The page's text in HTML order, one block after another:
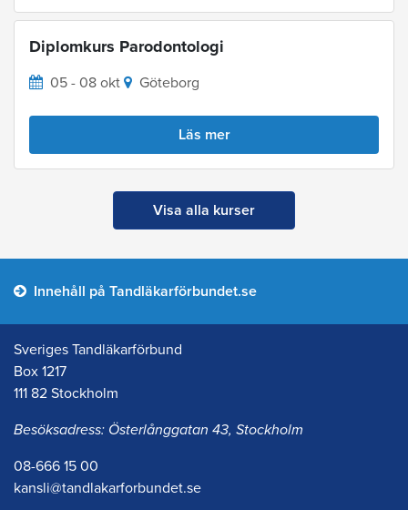
Diplomkurs Parodontologi
05 - 08 okt Göteborg
Läs mer
Visa alla kurser
Innehåll på Tandläkarförbundet.se
Sveriges Tandläkarförbund
Box 1217
111 82 Stockholm
Besöksadress: Österlånggatan 43, Stockholm
08-666 15 00
kansli@tandlakarforbundet.se